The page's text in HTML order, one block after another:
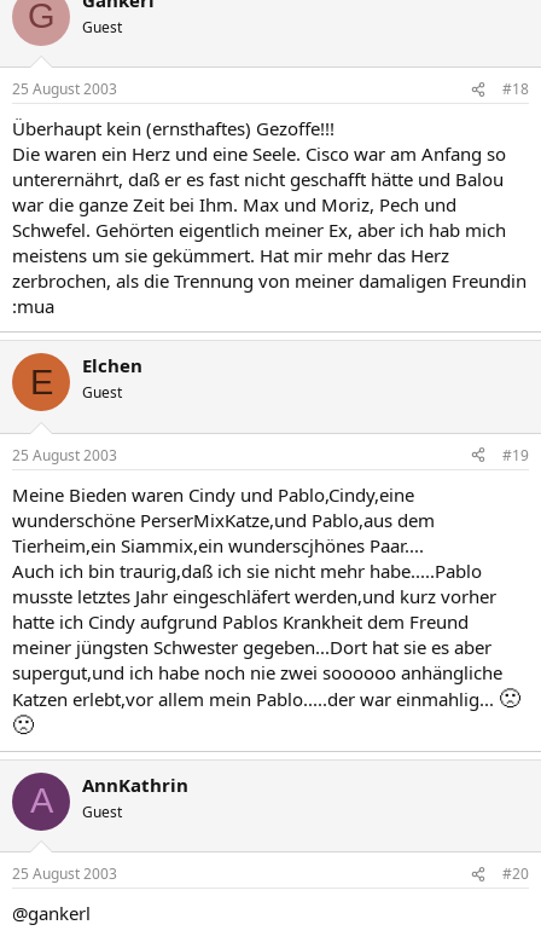
G Guest
25 August 2003 #18
Überhaupt kein (ernsthaftes) Gezoffe!!!
Die waren ein Herz und eine Seele. Cisco war am Anfang so
unterernährt, daß er es fast nicht geschafft hätte und Balou
war die ganze Zeit bei Ihm. Max und Moriz, Pech und
Schwefel. Gehörten eigentlich meiner Ex, aber ich hab mich
meistens um sie gekümmert. Hat mir mehr das Herz
zerbrochen, als die Trennung von meiner damaligen Freundin
:mua
E Elchen
Guest
25 August 2003 #19
Meine Bieden waren Cindy und Pablo,Cindy,eine
wunderschöne PerserMixKatze,und Pablo,aus dem
Tierheim,ein Siammix,ein wunderscjhönes Paar....
Auch ich bin traurig,daß ich sie nicht mehr habe.....Pablo
musste letztes Jahr eingeschläfert werden,und kurz vorher
hatte ich Cindy aufgrund Pablos Krankheit dem Freund
meiner jüngsten Schwester gegeben...Dort hat sie es aber
supergut,und ich habe noch nie zwei soooooo anhängliche
Katzen erlebt,vor allem mein Pablo.....der war einmahlig... 🙁
🙁
A AnnKathrin
Guest
25 August 2003 #20
@gankerl